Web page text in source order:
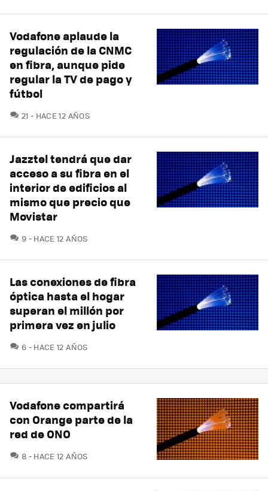
Vodafone aplaude la
regulación de la CNMC
en fibra, aunque pide
regular la TV de pago y
fútbol
21 COMENTARIOS
HACE 12 AÑOS
Jazztel tendrá que dar
acceso a su fibra en el
interior de edificios al
mismo que precio que
Movistar
9 COMENTARIOS
HACE 12 AÑOS
Las conexiones de fibra
óptica hasta el hogar
superan el millón por
primera vez en julio
6 COMENTARIOS
HACE 12 AÑOS
Vodafone compartirá
con Orange parte de la
red de ONO
8 COMENTARIOS
HACE 12 AÑOS